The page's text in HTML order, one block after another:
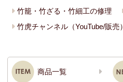
竹籠・竹ざる・竹細工の修理
竹虎チャンネル（YouTube/販売）
商品一覧